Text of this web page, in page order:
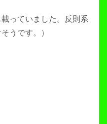
っていました。反則系
うです。）